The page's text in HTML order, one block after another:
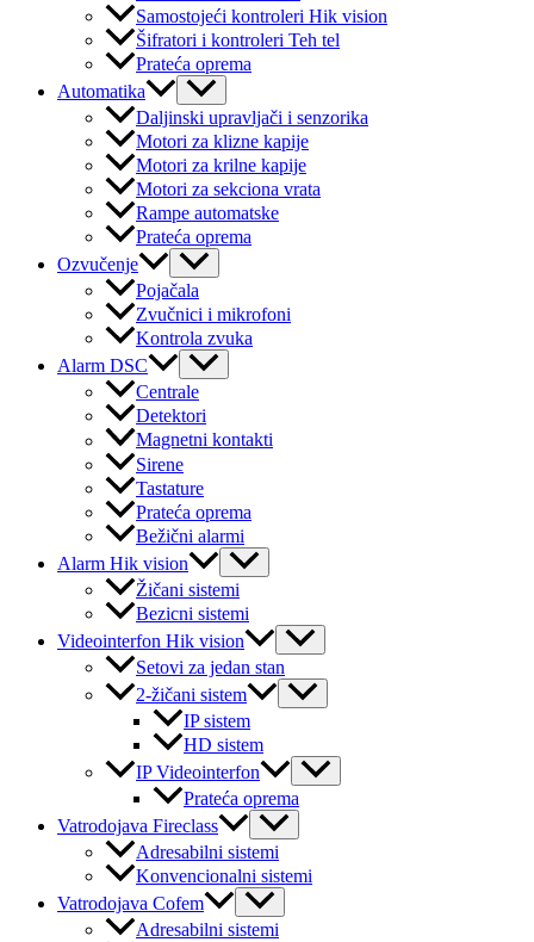
Samostojeći kontroleri Hik vision
Šifratori i kontroleri Teh tel
Prateća oprema
Automatika
Menu
Toggle
Daljinski upravljači i senzorika
Motori za klizne kapije
Motori za krilne kapije
Motori za sekciona vrata
Rampe automatske
Prateća oprema
Ozvučenje
Menu
Toggle
Pojačala
Zvučnici i mikrofoni
Kontrola zvuka
Alarm DSC
Menu
Toggle
Centrale
Detektori
Magnetni kontakti
Sirene
Tastature
Prateća oprema
Bežični alarmi
Alarm Hik vision
Menu
Toggle
Žičani sistemi
Bezicni sistemi
Videointerfon Hik vision
Menu
Toggle
Setovi za jedan stan
2-žičani sistem
Menu
Toggle
IP sistem
HD sistem
IP Videointerfon
Menu
Toggle
Prateća oprema
Vatrodojava Fireclass
Menu
Toggle
Adresabilni sistemi
Konvencionalni sistemi
Vatrodojava Cofem
Menu
Toggle
Adresabilni sistemi